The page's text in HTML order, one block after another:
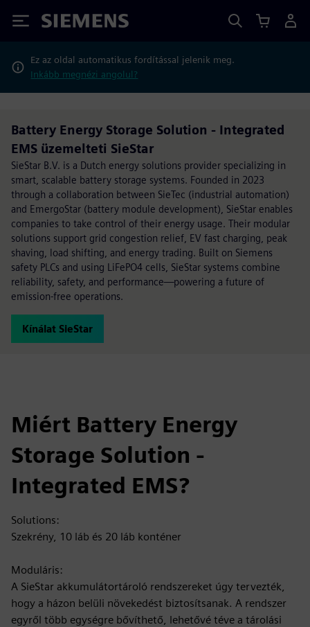
Siemens
Ez az oldal automatikus fordítással jelenik meg.
Inkább megnézi angolul?
Battery Energy Storage Solution - Integrated
EMS üzemelteti SieStar
SieStar B.V. is a Dutch energy solutions provider specializing in
smart, scalable battery storage systems. Founded in 2023
through a collaboration between SieTec (industrial automation)
and EmergoStar (battery module development), SieStar enables
companies to take control of their energy usage. Their modular
solutions support grid congestion relief, EV fast charging, peak
shaving, load shifting, and energy trading. Built on Siemens
safety PLCs and using LiFePO4 cells, SieStar systems combine
reliability, safety, and performance—powering a future of
emission-free operations.
Kínálat SieStar
Miért Battery Energy
Storage Solution -
Integrated EMS?
Solutions:
Szekrény, 10 láb és 20 láb konténer
Moduláris:
A SieStar akkumulátortároló rendszereket úgy tervezték,
hogy a házon belüli növekedést biztosítsanak. A rendszer
egyről több egységre bővíthető, lehetővé téve a tárolási